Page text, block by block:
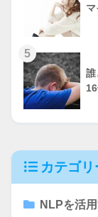
5
誰
カテゴリ
NLPを活